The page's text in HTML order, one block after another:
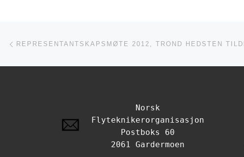
Innleggsnavigasjon
Norsk
Flyteknikerorganisasjon
Postboks 60
2061 Gardermoen